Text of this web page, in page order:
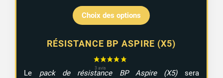
Choix des options
RÉSISTANCE BP ASPIRE (X5)
Le pack de résistance BP Aspire (X5)sera